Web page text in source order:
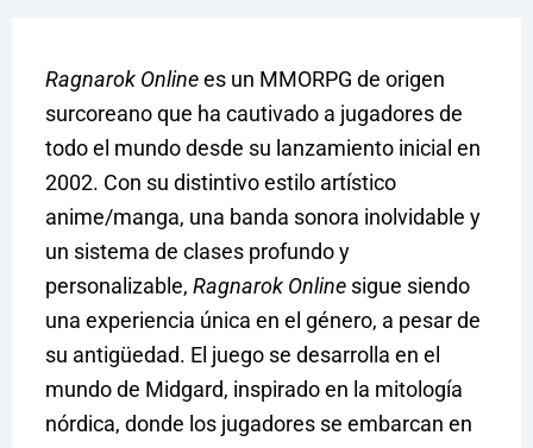
Ragnarok Onlinees un MMORPG de origen
surcoreano que ha cautivado a jugadores de
todo el mundo desde su lanzamiento inicial en
2002. Con su distintivo estilo artístico
anime/manga, una banda sonora inolvidable y
un sistema de clases profundo y
personalizable, Ragnarok Onlinesigue siendo
una experiencia única en el género, a pesar de
su antigüedad. El juego se desarrolla en el
mundo de Midgard, inspirado en la mitología
nórdica, donde los jugadores se embarcan en